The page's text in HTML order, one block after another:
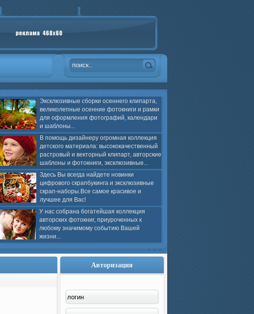
Эксклюзивные сборки осеннего клипарта,
великолепные осенние фотокниги и рамки
для оформления фотографий, календари
и шаблоны...
В помощь дизайнеру огромная коллекция
детского материала: высококачественный
растровый и векторный клипарт, авторские
шаблоны и фотокниги, эксклюзивные...
Здесь Вы всегда найдете новинки
цифрового скрапбукинга и эксклюзивные
скрап-наборы.Все самое красивое и
лучшее для Вас!
У нас собрана богатейшая коллекция
авторских фотокниг, приуроченных к
любому значимому событию Вашей
жизни...
Авторизация